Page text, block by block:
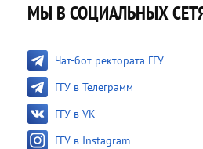
МЫ В СОЦИАЛЬНЫХ
Чат-бот ректората ГГУ
ГГУ в Телеграмм
ГГУ в VK
ГГУ в Instagram